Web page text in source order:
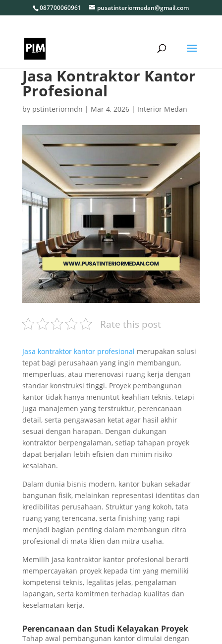
087700060961 pusatinteriormedan@gmail.com
Jasa Kontraktor Kantor
Profesional
by pstinteriormdn | Mar 4, 2026| Interior Medan
Rate this post
Jasa kontraktor kantor profesional merupakan solusi
tepat bagi perusahaan yang ingin membangun,
memperluas, atau merenovasi ruang kerja dengan
standar konstruksi tinggi. Proyek pembangunan
kantor tidak hanya menuntut keahlian teknis, tetapi
juga manajemen yang terstruktur, perencanaan
detail, serta pengawasan ketat agar hasil akhir
sesuai dengan harapan. Dengan dukungan
kontraktor berpengalaman, setiap tahapan proyek
dapat berjalan lebih efisien dan minim risiko
kesalahan.
Dalam dunia bisnis modern, kantor bukan sekadar
bangunan fisik, melainkan representasi identitas dan
kredibilitas perusahaan. Struktur yang kokoh, tata
ruang yang terencana, serta finishing yang rapi
menjadi bagian penting dalam membangun citra
profesional di mata klien dan mitra usaha.
Memilih jasa kontraktor kantor profesional berarti
mempercayakan proyek kepada tim yang memiliki
kompetensi teknis, legalitas jelas, pengalaman
lapangan, serta komitmen terhadap kualitas dan
keselamatan kerja.
Perencanaan dan Studi Kelayakan Proyek
Tahap awal pembangunan kantor dimulai dengan